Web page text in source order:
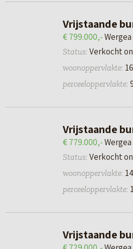
Vrijstaande
€ 799.000,-Wergea
Status: Verkocht
woonoppervlakte:
perceeloppervlakte:
Vrijstaande
€ 779.000,-Wergea
Status: Verkocht
woonoppervlakte:
perceeloppervlakte:
Vrijstaande